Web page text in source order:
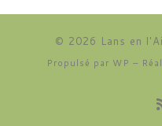
© 2026 Lans en
Propulsé par WP –